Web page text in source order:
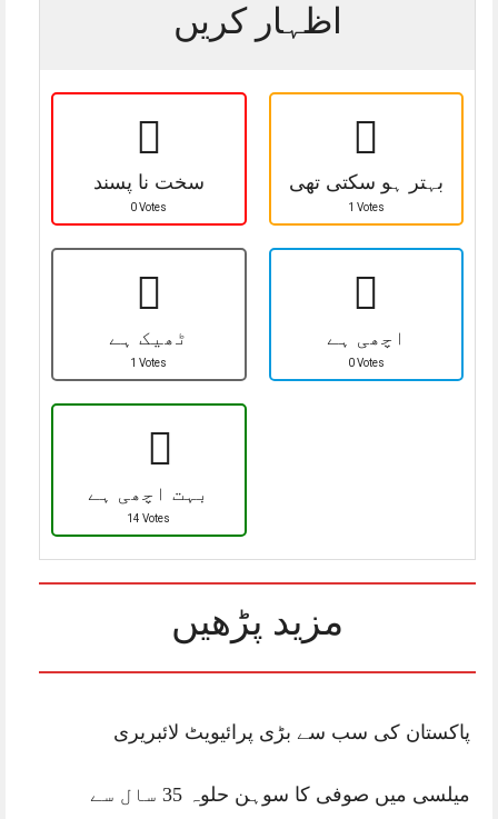
اظہار کریں
سخت نا پسند
0 Votes
بہتر ہو سکتی تھی
1 Votes
ٹھیک ہے
1 Votes
اچھی ہے
0 Votes
بہت اچھی ہے
14 Votes
مزید پڑھیں
پاکستان کی سب سے بڑی پرائیویٹ لائبریری
میلسی میں صوفی کا سوہن حلوہ 35 سال سے